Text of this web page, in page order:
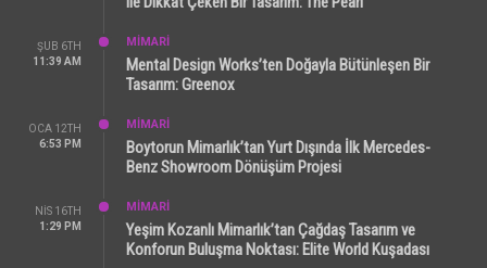
ŞUB 6TH
11:39 AM
MİMARİ
Mental Design Works’ten Doğayla Bütünleşen Bir
Tasarım: Greenox
OCA 12TH
6:53 PM
MİMARİ
Boytorun Mimarlık’tan Yurt Dışında İlk Mercedes-
Benz Showroom Dönüşüm Projesi
NIS 16TH
1:29 PM
MİMARİ
Yeşim Kozanlı Mimarlık’tan Çağdaş Tasarım ve
Konforun Buluşma Noktası: Elite World Kuşadası